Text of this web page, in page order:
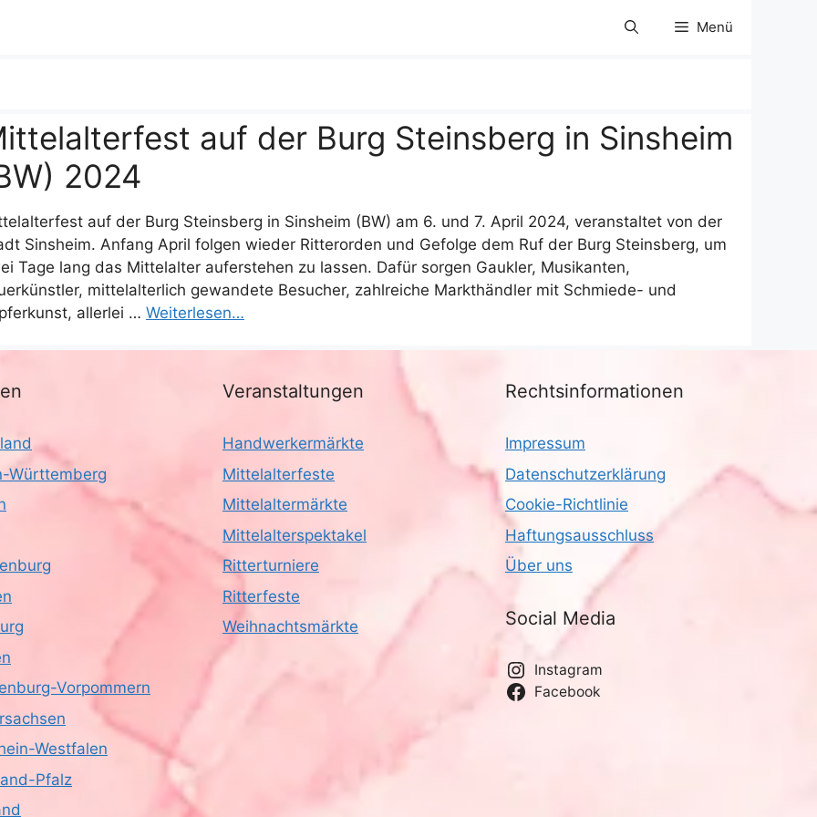
Menü
auf der Burg Steinsberg in Sinsheim
2024
auf der Burg Steinsberg in Sinsheim (BW) am 6. und 7. April 2024, veranstaltet von der
Sinsheim. Anfang April folgen wieder Ritterorden und Gefolge dem Ruf der Burg Steinsberg, um
Tage lang das Mittelalter auferstehen zu lassen. Dafür sorgen Gaukler, Musikanten,
mittelalterlich gewandete Besucher, zahlreiche Markthändler mit Schmiede- und
allerlei … Weiterlesen…
Württemberg
Vorpommern
Westfalen
Pfalz
Veranstaltungen
Handwerkermärkte
Mittelalterfeste
Mittelaltermärkte
Mittelalterspektakel
Ritterturniere
Ritterfeste
Weihnachtsmärkte
Rechtsinformationen
Impressum
Datenschutzerklärung
Cookie-Richtlinie
Haftungsausschluss
Über uns
Social Media
Instagram
Facebook